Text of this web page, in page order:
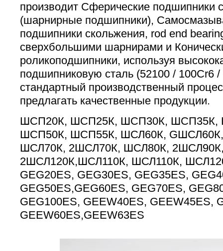
производит Сферические подшипники
(шарнирные подшипники),
подшипники скольжения, rod end
сверхбольшими шарнирами и
роликоподшипники, используя
подшипниковую сталь (52100 / 100Cr6 /
стандартный производственный
предлагать качественные продукции.
ШСП20К, ШСП25К, ШСП30К, ШСП35К,
ШСП50К, ШСП55К, ШСЛ60К,
ШСЛ70К, 2ШСЛ70К, ШСЛ80К,
2ШСЛ120К,ШСЛ110К, ШСЛ110К,
GEG20ES, GEG30ES, GEG35ES,
GEG50ES,GEG60ES, GEG70ES,
GEG100ES, GEEW40ES, GEEW45ES,
GEEW60ES,GEEW63ES